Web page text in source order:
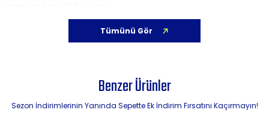
Yüksek kaliteli teknik malzemelerden üretilen bu ürün,
mükemmel nem emilimi sağlayarak en yoğun maçlarda bile
Şortların tasarımı, Mizuno markasının kimliğini yansıtan zarif
Tümünü Gör
Benzer Ürünler
Sezon İndirimlerinin Yanında Sepette Ek İndirim Fırsatını Kaçırmayın!